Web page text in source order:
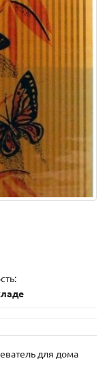
для дома